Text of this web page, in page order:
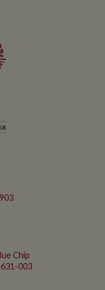
Chip
003